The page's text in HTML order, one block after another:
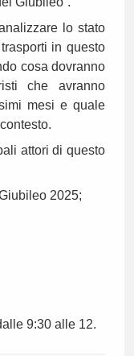
lo stato
in questo
cosa dovranno
che avranno
mesi e quale
attori di questo
2025;
9:30 alle 12.